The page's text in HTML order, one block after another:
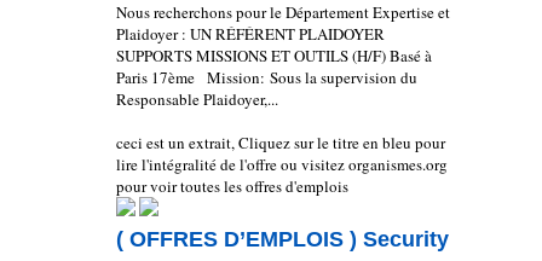
Nous recherchons pour le Département Expertise et
Plaidoyer : UN RÉFÉRENT PLAIDOYER
SUPPORTS MISSIONS ET OUTILS (H/F) Basé à
Paris 17ème Mission: Sous la supervision du
Responsable Plaidoyer,...
ceci est un extrait, Cliquez sur le titre en bleu pour
lire l'intégralité de l'offre ou visitez organismes.org
pour voir toutes les offres d'emplois
( OFFRES D’EMPLOIS ) Security